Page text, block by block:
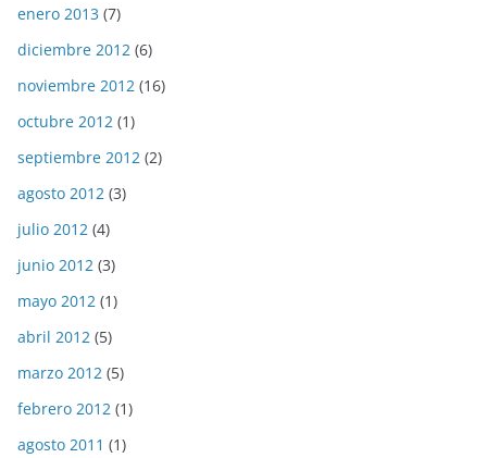
enero 2013 (7)
diciembre 2012 (6)
noviembre 2012 (16)
octubre 2012 (1)
septiembre 2012 (2)
agosto 2012 (3)
julio 2012 (4)
junio 2012 (3)
mayo 2012 (1)
abril 2012 (5)
marzo 2012 (5)
febrero 2012 (1)
agosto 2011 (1)